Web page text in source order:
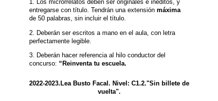
1. Los microrrelatos deben ser originales e inéditos, y
entregarse con título. Tendrán una extensión máxima
de 50 palabras, sin incluir el título.
2. Deberán ser escritos a mano en el aula, con letra
perfectamente legible.
3. Deberán hacer referencia al hilo conductor del
concurso: “Reinventa tu escuela.
2022-2023.Lea Busto Facal. Nivel: C1.2."Sin billete de
vuelta".